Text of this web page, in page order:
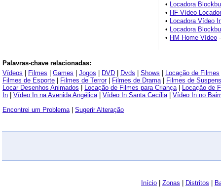
• Locadora
• HF Vídeo
• Locadora Vídeo
• Locadora
• HM Home Vídeo
Palavras-chave relacionadas:
Vídeos
Filmes Games Jogos DVD Dvds Shows Locação de Filmes
Filmes de Esporte
Filmes de Terror| Filmes de Drama|
Filmes de
Locar Desenhos Animados
Locação de Filmes para Criança|
Locação de
In
Vídeo In na Avenida Angélica| Vídeo In Santa Cecília| Vídeo In no
Encontrei um Problema| Sugerir Alteração
Início Zonas Distritos